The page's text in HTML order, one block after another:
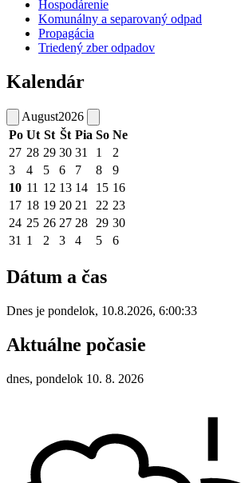
Hospodárenie
Komunálny a separovaný odpad
Propagácia
Triedený zber odpadov
Kalendár
August2026
Po Ut St Št Pia So Ne
27 28 29 30 31 1
2
3
4 5 6 7 8
9
10 11 12 13 14 15 16
17 18 19 20 21 22 23
24 25 26 27 28 29 30
31 1 2 3 4 5 6
Dátum a čas
Dnes je pondelok, 10.8.2026, 6:00:33
Aktuálne počasie
dnes, pondelok 10. 8. 2026